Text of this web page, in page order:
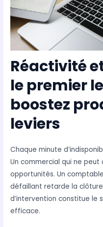
Réactivité
le premier
boostez
leviers
Chaque minute
Un commercial qui ne peut
opportunités. Un
défaillant retarde la
d’intervention constitue le
efficace.